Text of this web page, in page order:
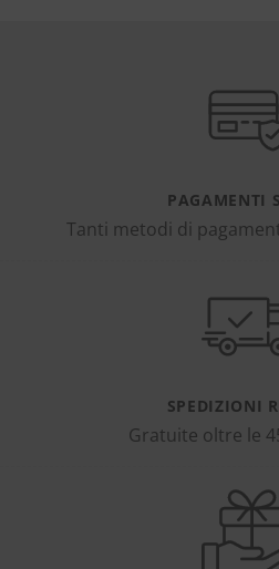
PAGAMENTI
Tanti metodi di
SPEDIZIONI
Gratuite oltre le